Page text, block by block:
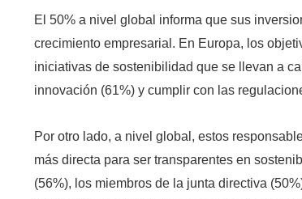
El 50% a nivel global informa que sus
crecimiento empresarial. En Europa, los
iniciativas de sostenibilidad que se llevan a
innovación (61%) y cumplir con las
Por otro lado, a nivel global, estos
más directa para ser transparentes en
(56%), los miembros de la junta directiva